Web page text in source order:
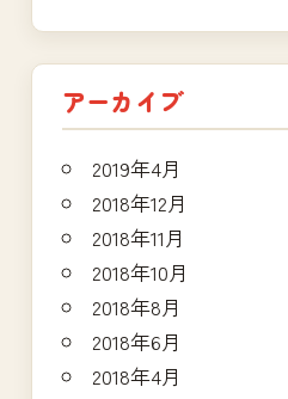
アーカイブ
2019年4月
2018年12月
2018年11月
2018年10月
2018年8月
2018年6月
2018年4月